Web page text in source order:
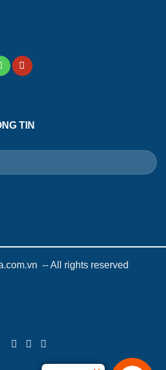
TIN
-- All rights reserved